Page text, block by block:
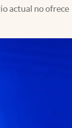
actual no ofrece